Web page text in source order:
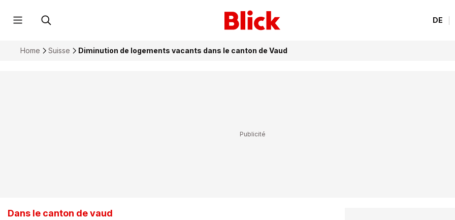
DE
Home Suisse Diminution de logements vacants dans le canton de Vaud
Dans le canton de vaud